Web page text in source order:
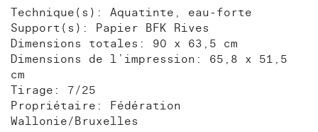
Technique(s): Aquatinte, eau-forte
Support(s): Papier BFK Rives
Dimensions totales: 90 x 63,5 cm
Dimensions de l’impression: 65,8 x 51,5
cm
Tirage: 7/25
Propriétaire: Fédération
Wallonie/Bruxelles